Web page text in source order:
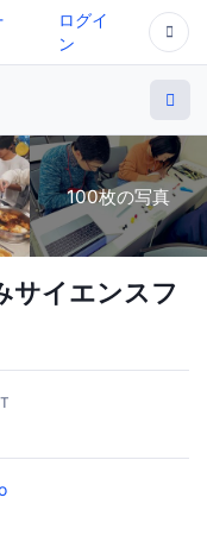
ログイ
ン
100枚の写真
サイエンスフ